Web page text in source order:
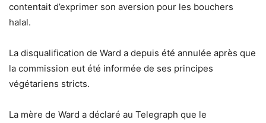
contentait d’exprimer son aversion pour les bouchers
halal.
La disqualification de Ward a depuis été annulée après que
la commission eut été informée de ses principes
végétariens stricts.
La mère de Ward a déclaré au Telegraph que le